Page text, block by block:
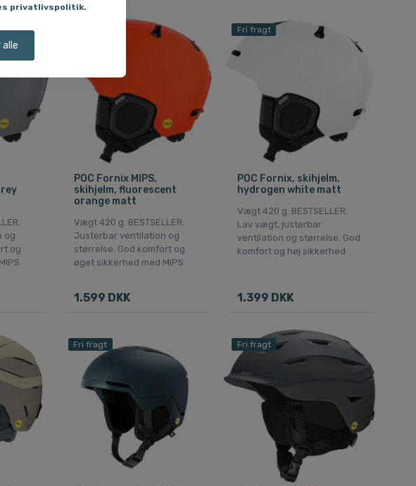
privatlivspolitik.
og
og
POC Fornix MIPS,
skihjelm, fluorescent
orange matt
Vægt 420 g. BESTSELLER.
Justerbar ventilation og
størrelse. God komfort og
øget sikkerhed med MIPS
1.599 DKK
Fri fragt
POC Fornix, skihjelm,
hydrogen white matt
Vægt 420 g. BESTSELLER.
Lav vægt, justerbar
ventilation og størrelse. God
komfort og høj sikkerhed
1.399 DKK
Fri fragt Fri fragt